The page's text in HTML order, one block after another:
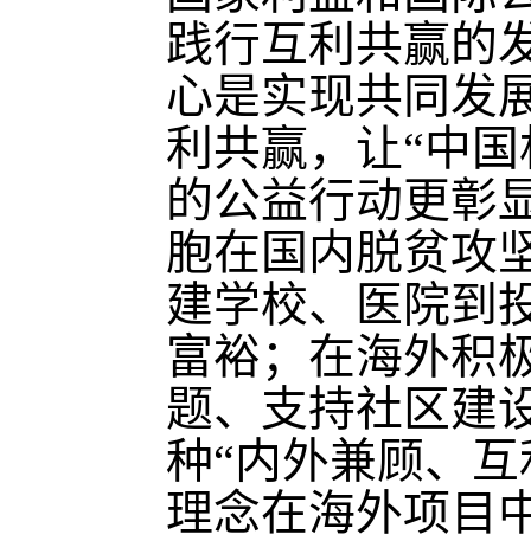
践行互利共赢的
心是实现共同发
利共赢，让“中
的公益行动更彰
胞在国内脱贫攻
建学校、医院到
富裕；在海外积
题、支持社区建
种“内外兼顾、
理念在海外项目